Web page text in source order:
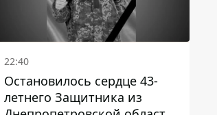
22:40
Остановилось сердце 43-
летнего Защитника из